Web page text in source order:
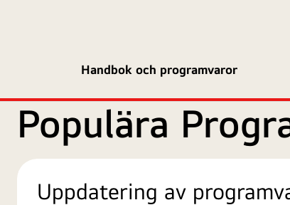
Handbok och programvaror
Populära
Uppdatering av